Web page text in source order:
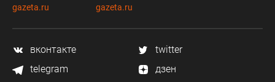
gazeta.ru
gazeta.ru
вконтакте
twitter
telegram
дзен